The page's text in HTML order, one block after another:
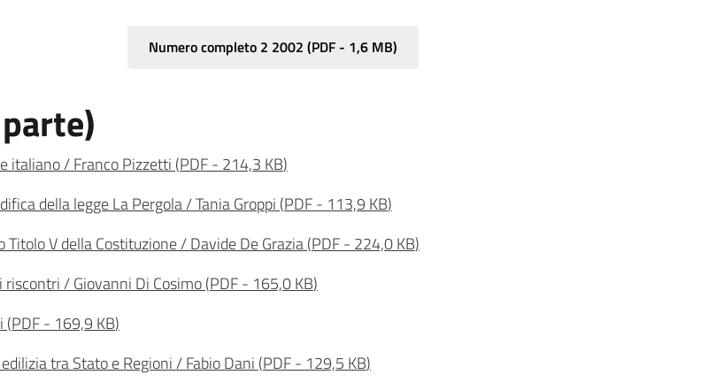
Numero completo 2 2002 (PDF- 1,6 MB)
italiano / Franco Pizzetti (PDF- 214,3 KB)
della legge La Pergola / Tania Groppi (PDF- 113,9 KB)
V della Costituzione / Davide De Grazia(PDF- 224,0 KB)
/ Giovanni Di Cosimo(PDF- 165,0 KB)
(PDF- 169,9 KB)
tra Stato e Regioni / Fabio Dani (PDF- 129,5 KB)